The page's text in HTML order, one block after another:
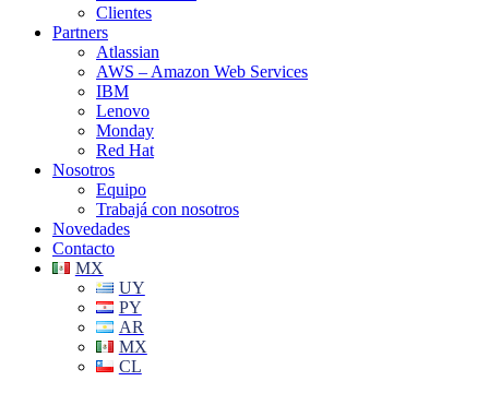
Clientes
Partners
Atlassian
AWS – Amazon Web Services
IBM
Lenovo
Monday
Red Hat
Nosotros
Equipo
Trabajá con nosotros
Novedades
Contacto
MX
UY
PY
AR
MX
CL